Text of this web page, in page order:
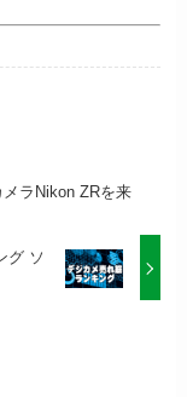
ラNikon ZRを来
グ ソ